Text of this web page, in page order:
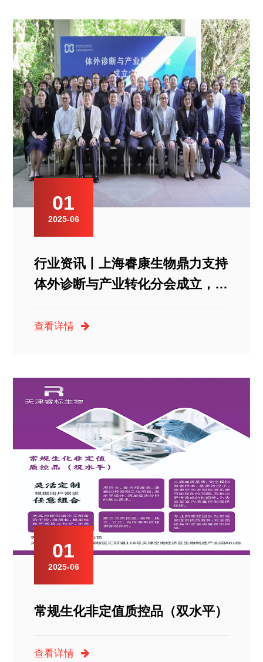
01
2025-06
行业资讯丨上海睿康生物鼎力支持
体外诊断与产业转化分会成立，助
查看详情
01
2025-06
常规生化非定值质控品（双水平）
查看详情